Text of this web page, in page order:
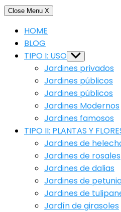
Close Menu X
HOME
BLOG
TIPO I: USO Show
sub
menu
Jardines privados
Jardines públicos
Jardines públicos
Jardines Modernos
Jardines famosos
TIPO II: PLANTAS Y
Jardines de
Jardines de rosales
Jardines de dalias
Jardines de
Jardines de
Jardín de girasoles